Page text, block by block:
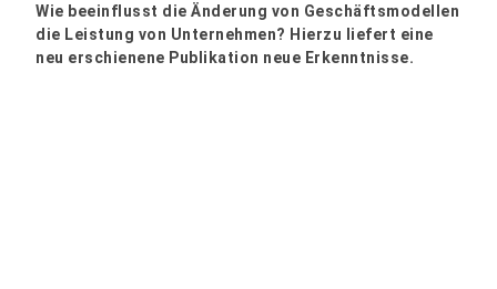
Wie beeinflusst die Änderung von Geschäftsmodellen
die Leistung von Unternehmen? Hierzu liefert eine
neu erschienene Publikation neue Erkenntnisse.